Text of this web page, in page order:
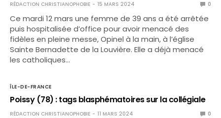
RÉDACTION CHRISTIANOPHOBIE 15 MARS 2024 0
Ce mardi 12 mars une femme de 39 ans a été arrêtée
puis hospitalisée d’office pour avoir menacé des
fidèles en pleine messe, Opinel à la main, à l’église
Sainte Bernadette de la Louvière. Elle a déjà menacé
les catholiques…
ÎLE-DE-FRANCE
Poissy (78) : tags blasphématoires sur la collégiale
RÉDACTION CHRISTIANOPHOBIE 11 MARS 2024 0